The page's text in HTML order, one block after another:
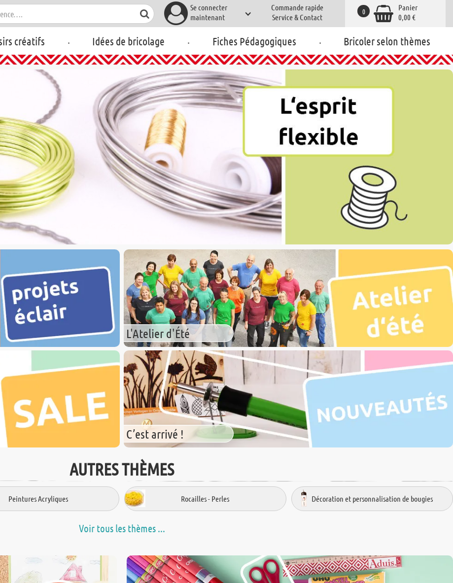
Se connecter
maintenant
Commande rapide
Service & Contact
Panier
0,00 €
0
créatifs . Idées de bricolage . Fiches Pédagogiques . Bricoler selon thèmes
L'Atelier d'Été
C’est arrivé !
AUTRES THÈMES
Peintures Acryliques Rocailles - Perles Décoration et personnalisation de bougies
Voir tous les thèmes ...